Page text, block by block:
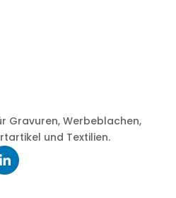
Gravuren, Werbeblachen,
und Textilien.